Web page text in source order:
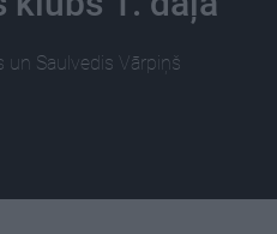
un Saulvedis Vārpiņš